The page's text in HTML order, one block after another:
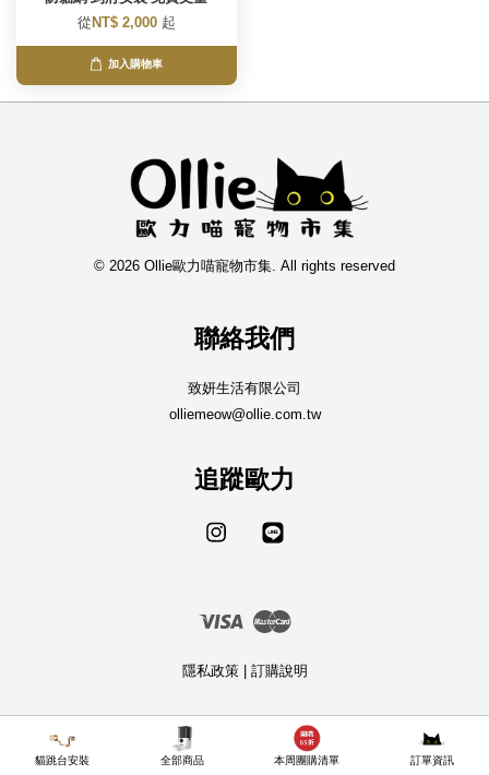
從NT$ 2,000 起
加入購物車
© 2026 Ollie歐力喵寵物市集. All rights reserved
聯絡我們
致妍生活有限公司
olliemeow@ollie.com.tw
追蹤歐力
Instagram
Visa Master
隱私政策| 訂購說明
貓跳台安裝 全部商品 本周團購清單 訂單資訊